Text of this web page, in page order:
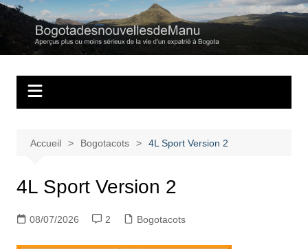
Aller
contenu
Regards personnels sur la vie d’expatrié à Bogota
Accueil Bogotacots 4L Sport Version 2
4L Sport Version 2
08/07/2026 2 Bogotacots